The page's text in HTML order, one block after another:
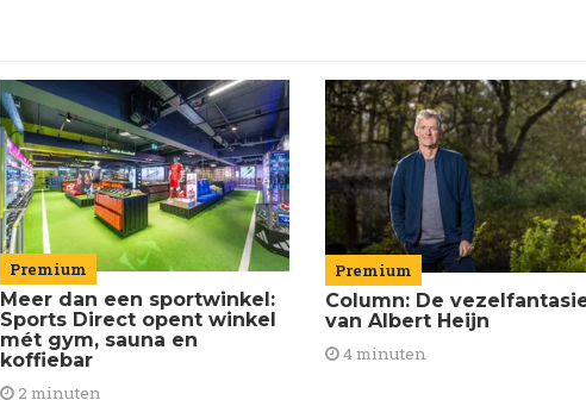
Premium
Meer dan een sportwinkel:
Sports Direct opent winkel
mét gym, sauna en
koffiebar
2 minuten
Premium
Column: De
van Albert Heijn
4 minuten